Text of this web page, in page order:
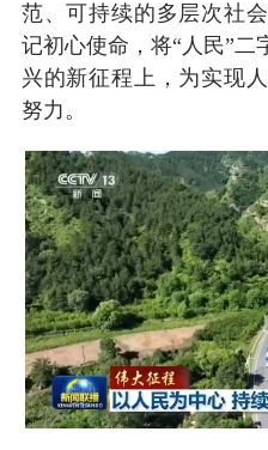
范、可持续的多层次社
记初心使命，将“人民”二
兴的新征程上，为实现
努力。